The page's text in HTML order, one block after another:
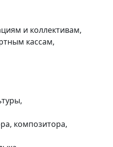
и коллективам,
кассам,
композитора,